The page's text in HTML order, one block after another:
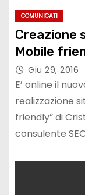
COMUNICATI
Creazione
Mobile
Giu 29, 2016
E’ online il
realizzazione
friendly” di
consulente